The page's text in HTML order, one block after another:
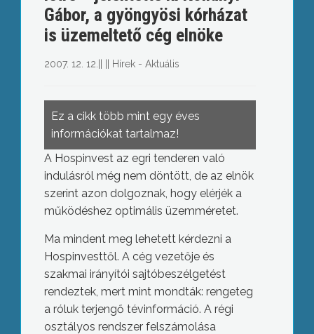
Gábor, a gyöngyösi kórházat
is üzemeltető cég elnöke
2007. 12. 12. Hírek - Aktuális
Ez a cikk több mint egy éves
információkat tartalmaz!
A Hospinvest az egri tenderen való
indulásról még nem döntött, de az elnök
szerint azon dolgoznak, hogy elérjék a
működéshez optimális üzemméretet.
Ma mindent meg lehetett kérdezni a
Hospinvesttől. A cég vezetője és
szakmai irányítói sajtóbeszélgetést
rendeztek, mert mint mondták: rengeteg
a róluk terjengő tévinformáció. A régi
osztályos rendszer felszámolása